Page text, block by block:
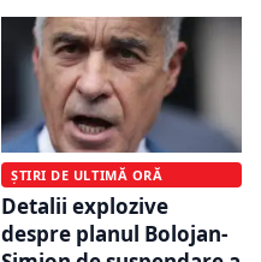
ȘTIRI DE ULTIMĂ ORĂ
Detalii explozive
despre planul Bolojan-